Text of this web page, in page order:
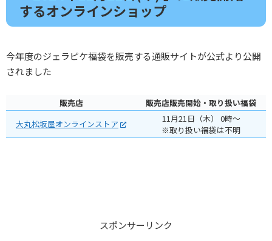
するオンラインショップ
今年度のジェラピケ福袋を販売する通販サイトが公式より公開
されました
販売店
販売店販売開始・取り扱い福袋
大丸松坂屋オンラインストア
11月21日（木） 0時～
※取り扱い福袋は不明
スポンサーリンク